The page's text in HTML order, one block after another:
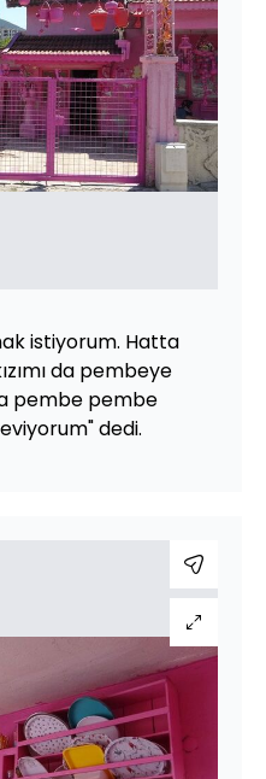
istiyorum. Hatta
da pembeye
pembe pembe
dedi.